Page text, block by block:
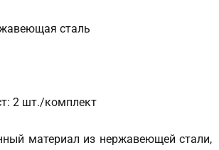
сталь
2 шт./комплект
материал из нержавеющей стали,